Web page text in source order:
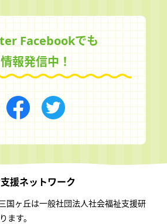
Facebookでも
情報発信中！
援ネットワーク
国ヶ丘は一般社団法⼈社会福祉⽀援研
ます。